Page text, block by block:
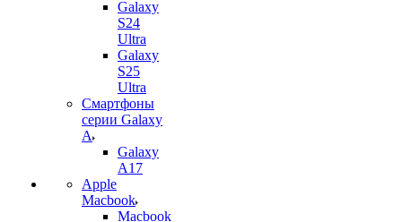
Galaxy
S24
Ultra
Galaxy
S25
Ultra
Смартфоны
серии Galaxy
A
Galaxy
A17
Apple
Macbook
Macbook